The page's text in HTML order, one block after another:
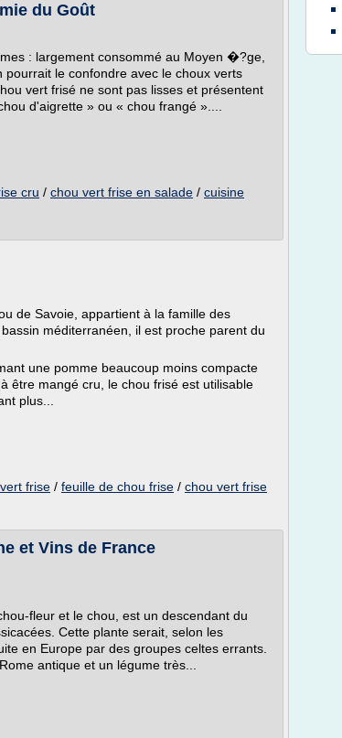
du Goût
: largement consommé au Moyen �?ge,
pourrait le confondre avec le choux verts
vert frisé ne sont pas lisses et présentent
d'aigrette » ou « chou frangé »....
cru / chou vert frise en salade / cuisine
de Savoie, appartient à la famille des
méditerranéen, il est proche parent du
une pomme beaucoup moins compacte
être mangé cru, le chou frisé est utilisable
plus...
frise / feuille de chou frise / chou vert frise
et Vins de France
fleur et le chou, est un descendant du
Cette plante serait, selon les
en Europe par des groupes celtes errants.
antique et un légume très...